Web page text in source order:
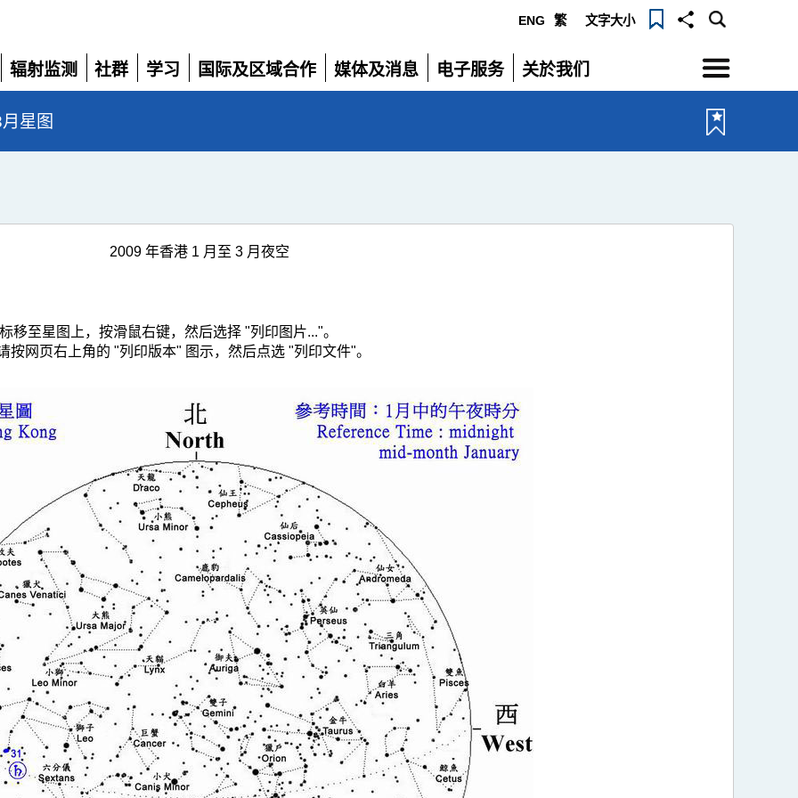
ENG 繁 文字大小
辐射监测
展
开
社群
展
学习
展
国际及区域合作
展
媒体及消息
展
电子服务
展
关於我们
展
选
单
星图
2009 年香港 1 月至 3 月夜空
移至星图上，按滑鼠右键，然后选择 "列印图片..."。
网页右上角的 "列印版本" 图示，然后点选 "列印文件"。